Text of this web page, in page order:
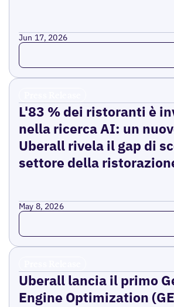
Jun 17, 2026
Read more
L'83 % dei ristoranti è
nella ricerca AI: un
Uberall rivela il gap di
settore della
May 8, 2026
Read more
Uberall lancia il primo
Engine Optimization